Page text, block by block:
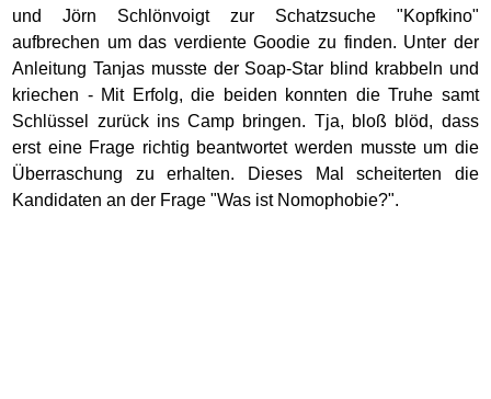
und Jörn Schlönvoigt zur Schatzsuche "Kopfkino"
aufbrechen um das verdiente Goodie zu finden. Unter der
Anleitung Tanjas musste der Soap-Star blind krabbeln und
kriechen - Mit Erfolg, die beiden konnten die Truhe samt
Schlüssel zurück ins Camp bringen. Tja, bloß blöd, dass
erst eine Frage richtig beantwortet werden musste um die
Überraschung zu erhalten. Dieses Mal scheiterten die
Kandidaten an der Frage "Was ist Nomophobie?".